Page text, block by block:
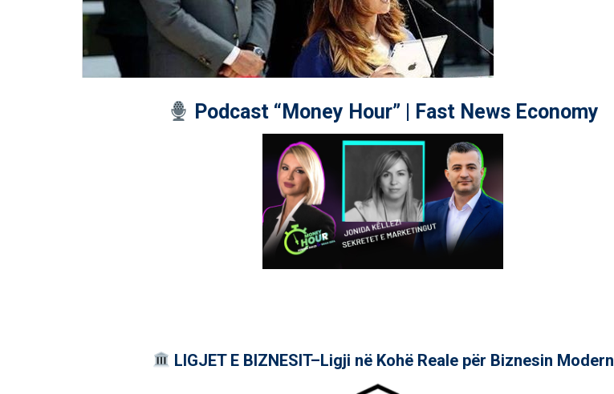
Podcast “Money Hour” | Fast News Economy
LIGJET E BIZNESIT–Ligji në Kohë Reale për Biznesin Modern